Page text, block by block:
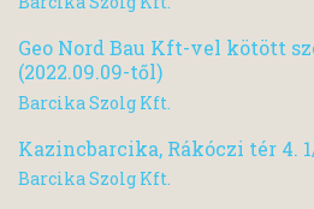
Geo Nord Bau Kft-vel kötött
(2022.09.09-től)
Barcika Szolg Kft.
Kazincbarcika, Rákóczi tér 4.
Barcika Szolg Kft.